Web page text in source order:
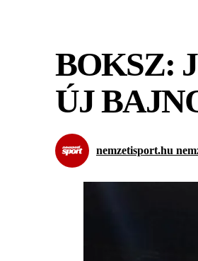
BOKSZ:
ÚJ
nemzetisport.hu